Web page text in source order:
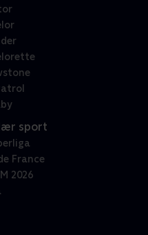
sport
France
2026